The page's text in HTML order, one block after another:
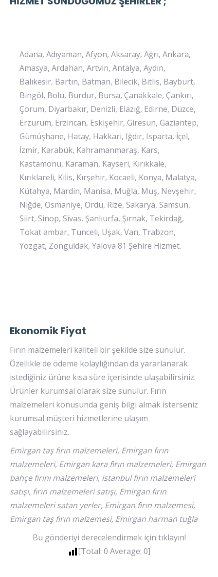
Adana, Adıyaman, Afyon, Aksaray, Ağrı, Ankara,
Amasya, Ardahan, Artvin, Antalya, Aydın,
Balıkesir, Bartın, Batman, Bilecik, Bitlis, Bayburt,
Bingöl, Bolu, Burdur, Bursa, Çanakkale, Çankırı,
Çorum, Diyarbakır, Denizli, Elazığ, Edirne, Düzce,
Erzurum, Erzincan, Eskişehir, Giresun, Gaziantep,
Gümüşhane, Hatay, Hakkari, Iğdır, Isparta, İçel,
İzmir, Karabük, Kahramanmaraş, Kars,
Kastamonu, Karaman, Kayseri, Kırıkkale,
Kırıklareli, Kilis, Kırşehir, Kocaeli, Konya, Malatya,
Kütahya, Mardin, Manisa, Muğla, Muş, Nevşehir,
Niğde, Osmaniye, Ordu, Rize, Sakarya, Samsun,
Siirt, Sinop, Sivas, Şanlıurfa, Şırnak, Tekirdağ,
Tokat ambar, Tunceli, Uşak, Van, Trabzon,
Yozgat, Zonguldak, Yalova 81 Şehire Hizmet.
Ekonomik Fiyat
Fırın malzemeleri kaliteli bir şekilde size sunulur.
Özellikle de ödeme kolaylığından da yararlanarak
istediğiniz ürüne kısa süre içerisinde ulaşabilirsiniz.
Ürünler kurumsal olarak size sunulur. Fırın
malzemeleri konusunda geniş bilgi almak isterseniz
kurumsal müşteri hizmetlerine ulaşım
sağlayabilirsiniz.
Emirgan taş fırın malzemeleri, Emirgan fırın
malzemeleri, Emirgan kara fırın malzemeleri, Emirgan
bahçe fırını malzemeleri, istanbul fırın malzemeleri
satışı, fırın malzemeleri satışı, Emirgan fırın
malzemeleri satan yerler, Emirgan fırın malzemesi,
Emirgan taş fırın malzemesi, Emirgan harman tuğla
Bu gönderiyi derecelendirmek için tıklayın!
[Total: 0 Average: 0]